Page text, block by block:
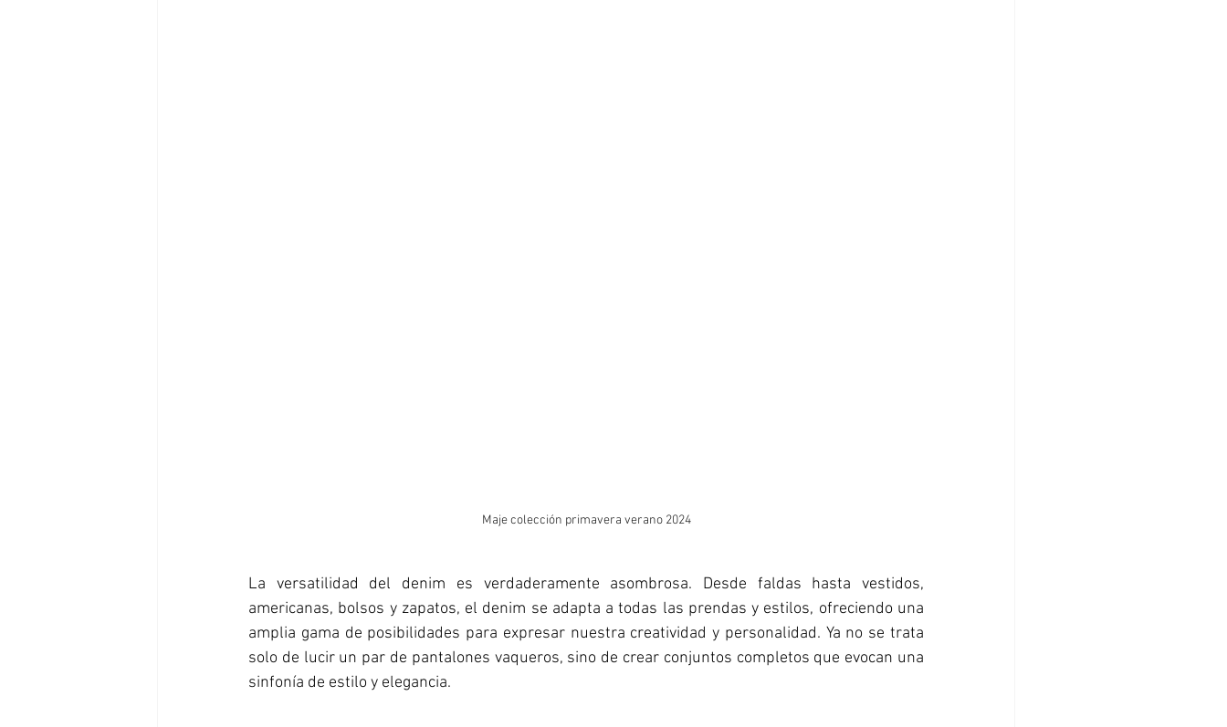
Maje colección primavera verano 2024
La versatilidad del denim es verdaderamente asombrosa. Desde faldas hasta vestidos,
americanas, bolsos y zapatos, el denim se adapta a todas las prendas y estilos, ofreciendo una
amplia gama de posibilidades para expresar nuestra creatividad y personalidad. Ya no se trata
solo de lucir un par de pantalones vaqueros, sino de crear conjuntos completos que evocan una
sinfonía de estilo y elegancia.